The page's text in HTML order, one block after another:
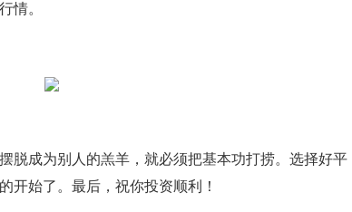
情。
成为别人的羔羊，就必须把基本功打捞。选择好平
开始了。最后，祝你投资顺利！